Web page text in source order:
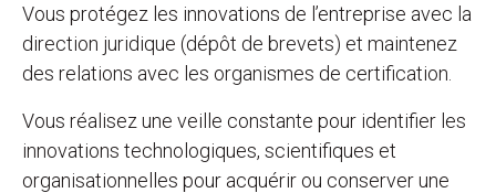
Vous protégez les innovations de l’entreprise avec la
direction juridique (dépôt de brevets) et maintenez
des relations avec les organismes de certification.
Vous réalisez une veille constante pour identifier les
innovations technologiques, scientifiques et
organisationnelles pour acquérir ou conserver une